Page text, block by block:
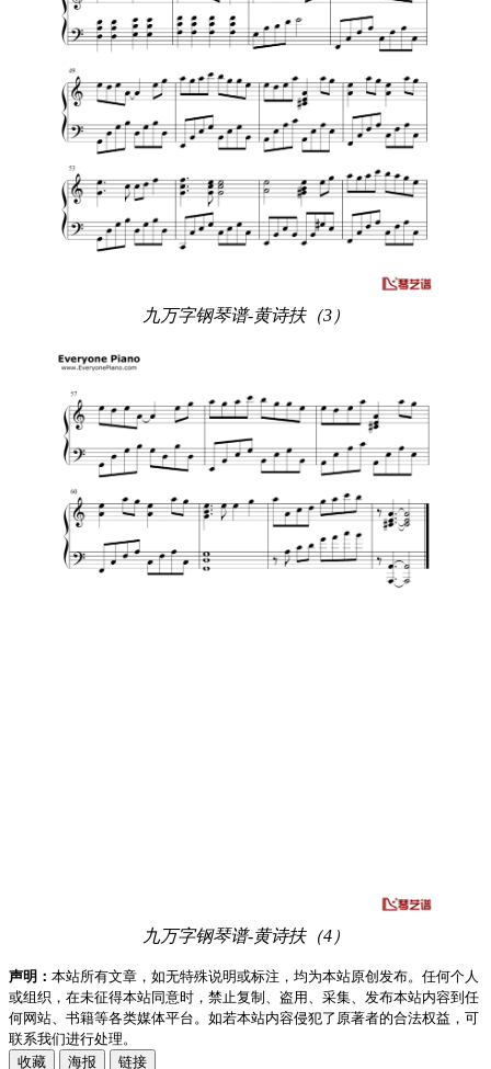
九万字钢琴谱-黄诗扶（3）
九万字钢琴谱-黄诗扶（4）
声明： 本站所有文章，如无特殊说明或标注，均为本站原创发布。任何个人
或组织，在未征得本站同意时，禁止复制、盗用、采集、发布本站内容到任
何网站、书籍等各类媒体平台。如若本站内容侵犯了原著者的合法权益，可
联系我们进行处理。
收藏
海报 链接